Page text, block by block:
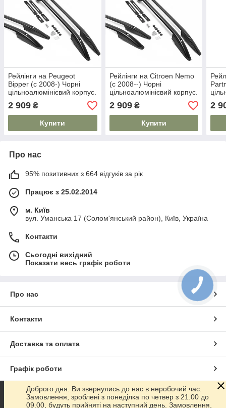
Рейлінги на Peugeot
Bipper (c 2008-) Чорні
цільноалюмінієвий корпус.
На 80 кг. Дуги на дах.
Модель Skyport/
2 909 ₴
Купити
Рейлінги на Citroen Nemo
(c 2008--) Чорні
цільноалюмінієвий корпус.
На 80 кг. Дуги на дах.
Модель Skyport/
2 909₴
Купити
На
2
Про нас
95% позитивних з 664 відгуків за рік
Працює з 25.02.2014
м. Київ
вул. Уманська 17 (Солом'янський район), Київ, Україна
Контакти
Сьогодні вихідний
Показати весь графік роботи
Про нас
Контакти
Доставка та оплата
Графік роботи
Повна версія сайту
Доброго дня. Ви звернулись до нас в неробочий час.
Замовлення, зроблені з понеділка по четвер з 21.00 до
09.00, будуть прийняті на наступний день. Замовлення,